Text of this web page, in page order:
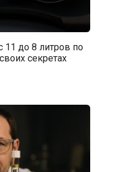
11 до 8 литров по
секретах